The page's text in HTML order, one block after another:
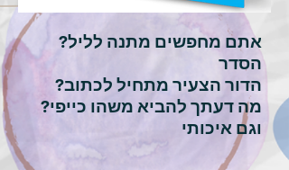
?אתם מחפשים מתנה לליל
הסדר
?הדור הצעיר מתחיל לכתוב
?מה דעתך להביא משהו כייפי
וגם איכותי